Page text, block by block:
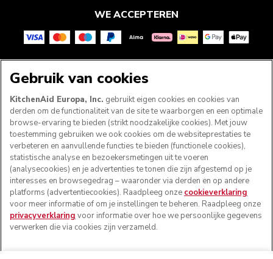
WE ACCEPTEREN
VOLG ONS
© KitchenAid 2026 - Alle rechten voorbehouden.
KitchenAid en het design van de mixer zijn handelsmerken
Gebruik van cookies
KitchenAid Europa, Inc. gebruikt eigen cookies en cookies van
derden om de functionaliteit van de site te waarborgen en een optimale
browse-ervaring te bieden (strikt noodzakelijke cookies). Met jouw
toestemming gebruiken we ook cookies om de websiteprestaties te
verbeteren en aanvullende functies te bieden (functionele cookies),
statistische analyse en bezoekersmetingen uit te voeren
(analysecookies) en je advertenties te tonen die zijn afgestemd op je
interesses en browsegedrag – waaronder via derden en op andere
platforms (advertentiecookies). Raadpleeg onze cookieverklaring
voor meer informatie of om je instellingen te beheren. Raadpleeg onze
privacyverklaring voor informatie over hoe we persoonlijke gegevens
verwerken die via cookies zijn verzameld.